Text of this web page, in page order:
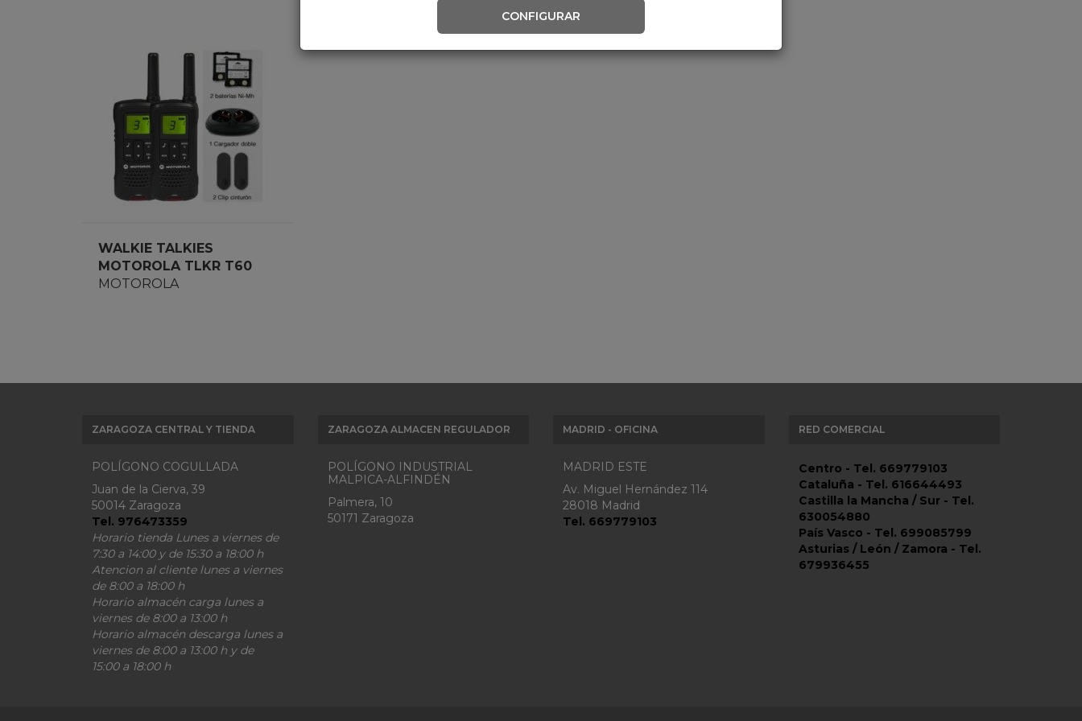
WALKIE TALKIES
MOTOROLA TLKR T60
PACK
MOTOROLA
ZARAGOZA CENTRAL Y TIENDA
POLÍGONO COGULLADA
Juan de la Cierva, 39
50014 Zaragoza
Tel. 976473359
Horario tienda Lunes a viernes de
7:30 a 14:00 y de 15:30 a 18:00 h
Atencion al cliente lunes a viernes
de 8:00 a 18:00 h
Horario almacén carga lunes a
viernes de 8:00 a 13:00 h
Horario almacén descarga lunes a
viernes de 8:00 a 13:00 h y de
15:00 a 18:00 h
ZARAGOZA ALMACEN REGULADOR
POLÍGONO INDUSTRIAL
MALPICA-ALFINDÉN
Palmera, 10
50171 Zaragoza
MADRID - OFICINA
MADRID ESTE
Av. Miguel Hernández 114
28018 Madrid
Tel. 669779103
RED COMERCIAL
Centro - Tel. 669779103
Cataluña - Tel. 616644493
Castilla la Mancha / Sur - Tel.
630054880
País Vasco - Tel. 699085799
Asturias / León / Zamora - Tel.
679936455
CONFIGURAR